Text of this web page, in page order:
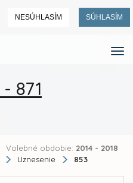
NESÚHLASÍM SÚHLASÍM
871
Volebné obdobie: 2014 - 2018
Uznesenie 853